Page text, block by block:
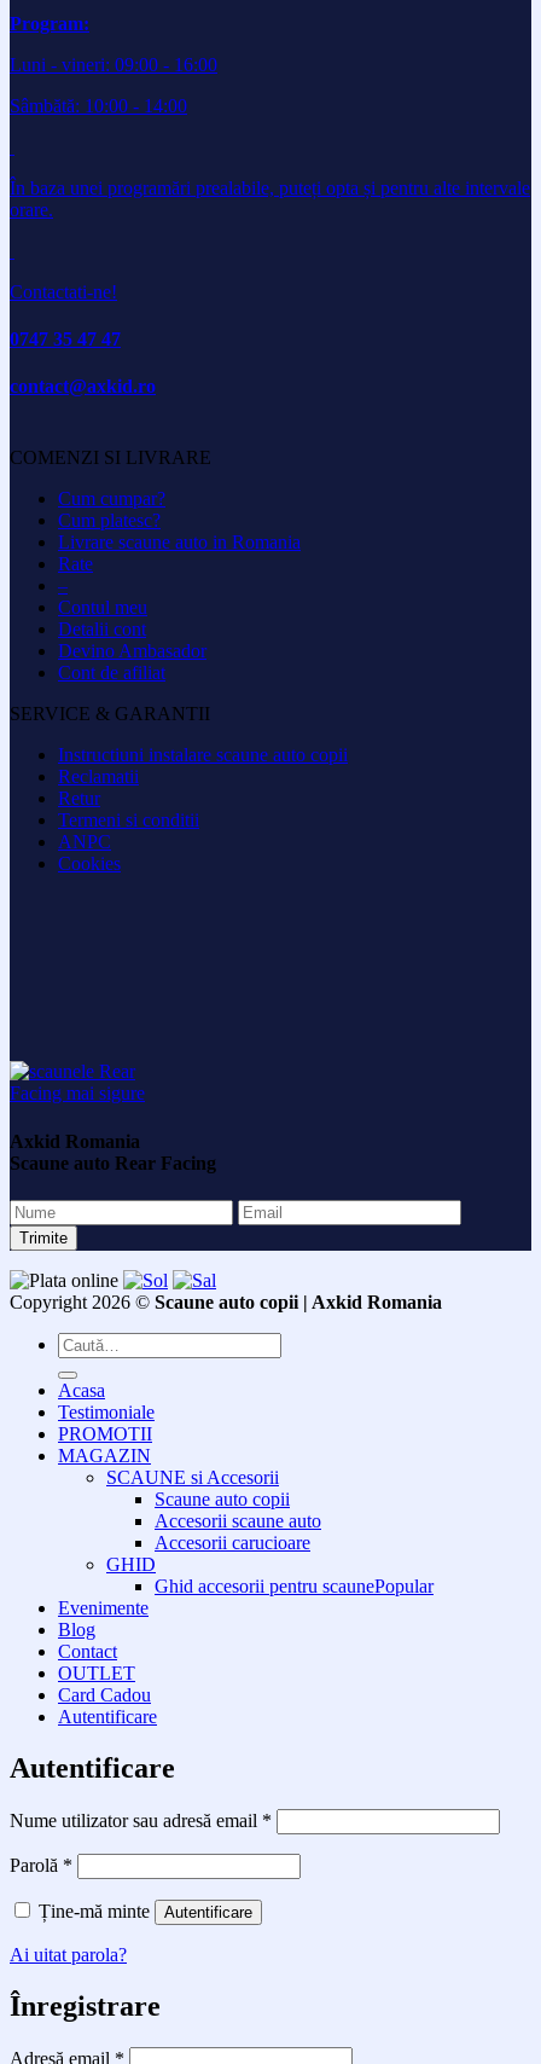
Program:
Luni - vineri: 09:00 - 16:00
Sâmbătă: 10:00 - 14:00
În baza unei programări prealabile, puteți opta și pentru alte intervale
orare.
Contactati-ne!
0747 35 47 47
contact@axkid.ro
COMENZI SI LIVRARE
Cum cumpar?
Cum platesc?
Livrare scaune auto in Romania
Rate
–
Contul meu
Detalii cont
Devino Ambasador
Cont de afiliat
SERVICE & GARANTII
Instructiuni instalare scaune auto copii
Reclamatii
Retur
Termeni si conditii
ANPC
Cookies
Axkid Romania
Scaune auto Rear Facing
Copyright 2026 © Scaune auto copii | Axkid Romania
Caută
după:
Acasa
Testimoniale
PROMOTII
MAGAZIN
SCAUNE si Accesorii
Scaune auto copii
Accesorii scaune auto
Accesorii carucioare
GHID
Ghid accesorii pentru scaune
Evenimente
Blog
Contact
OUTLET
Card Cadou
Autentificare
Autentificare
Nume utilizator sau adresă email *
Parolă *
Ține-mă minte Autentificare
Ai uitat parola?
Înregistrare
Adresă email *